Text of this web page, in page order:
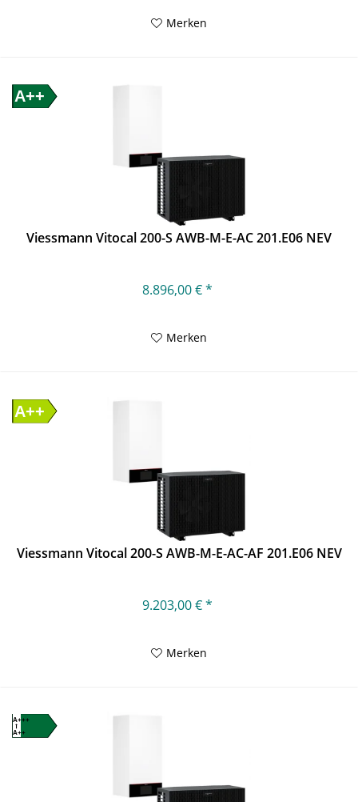
Merken
A++
Viessmann Vitocal 200-S AWB-M-E-AC 201.E06 NEV
8.896,00 € *
Merken
A++
Viessmann Vitocal 200-S AWB-M-E-AC-AF 201.E06 NEV
9.203,00 € *
Merken
A+++
A++